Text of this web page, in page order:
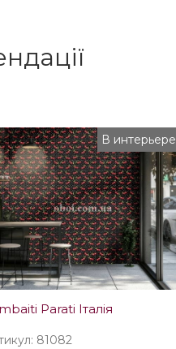
В интерьере
Parati Італія
81082